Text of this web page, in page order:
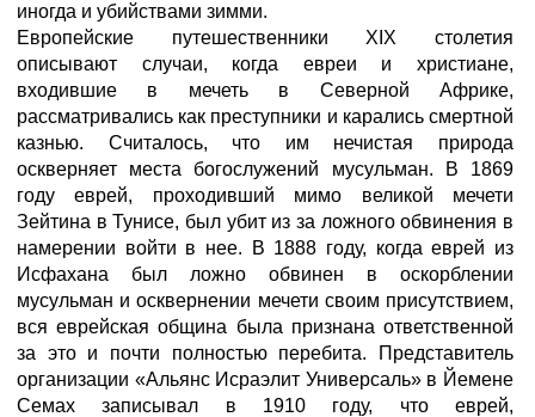
иногда и убийствами зимми.
Европейские путешественники XIX столетия
описывают случаи, когда евреи и христиане,
входившие в мечеть в Северной Африке,
рассматривались как преступники и карались смертной
казнью. Считалось, что им нечистая природа
оскверняет места богослужений мусульман. В 1869
году еврей, проходивший мимо великой мечети
Зейтина в Тунисе, был убит из за ложного обвинения в
намерении войти в нее. В 1888 году, когда еврей из
Исфахана был ложно обвинен в оскорблении
мусульман и осквернении мечети своим присутствием,
вся еврейская община была признана ответственной
за это и почти полностью перебита. Представитель
организации «Альянс Исраэлит Универсаль» в Йемене
Семах записывал в 1910 году, что еврей,